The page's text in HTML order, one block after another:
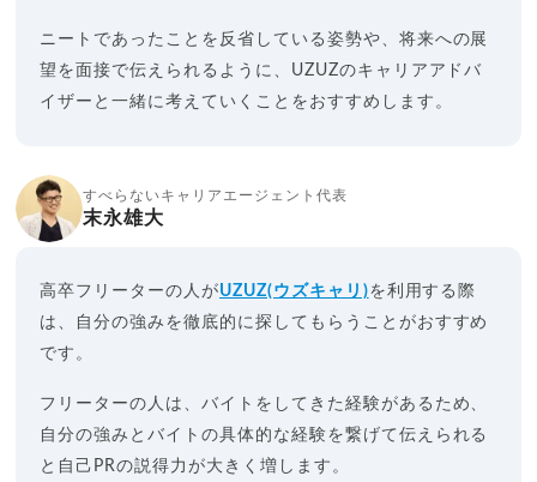
ニートであったことを反省している姿勢や、将来への展
望を面接で伝えられるように、UZUZのキャリアアドバ
イザーと一緒に考えていくことをおすすめします。
すべらないキャリアエージェント代表
末永雄大
高卒フリーターの人がUZUZ(ウズキャリ)を利用する際
は、自分の強みを徹底的に探してもらうことがおすすめ
です。
フリーターの人は、バイトをしてきた経験があるため、
自分の強みとバイトの具体的な経験を繋げて伝えられる
と自己PRの説得力が大きく増します。